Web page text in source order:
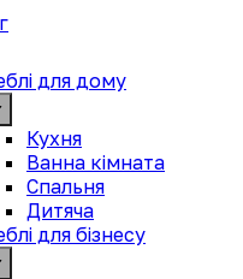
для дому
Кухня
Ванна кімната
Спальня
Дитяча
для бізнесу